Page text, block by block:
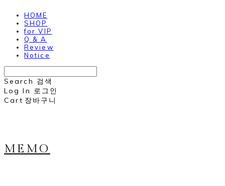
HOME
SHOP
for VIP
Q & A
Review
Notice
Search 검색
Log In 로그인
Cart 장바구니
MEMO